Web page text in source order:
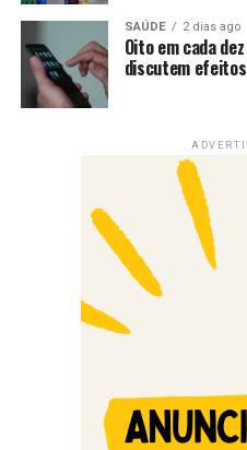
SAÚDE 2 dias ago
Oito em cada
discutem